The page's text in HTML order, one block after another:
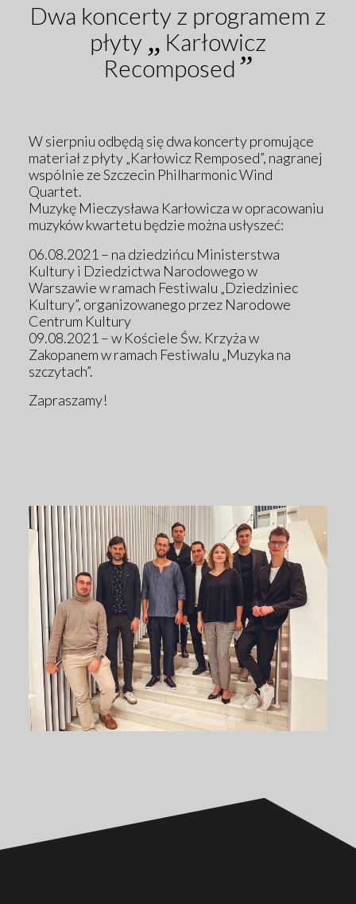
Dwa koncerty z programem z
płyty „Karłowicz
Recomposed”
W sierpniu odbędą się dwa koncerty promujące
materiał z płyty „Karłowicz Remposed”, nagranej
wspólnie ze Szczecin Philharmonic Wind
Quartet.
Muzykę Mieczysława Karłowicza w opracowaniu
muzyków kwartetu będzie można usłyszeć:
06.08.2021 – na dziedzińcu Ministerstwa
Kultury i Dziedzictwa Narodowego w
Warszawie w ramach Festiwalu „Dziedziniec
Kultury”, organizowanego przez Narodowe
Centrum Kultury
09.08.2021 – w Kościele Św. Krzyża w
Zakopanem w ramach Festiwalu „Muzyka na
szczytach”.
Zapraszamy!